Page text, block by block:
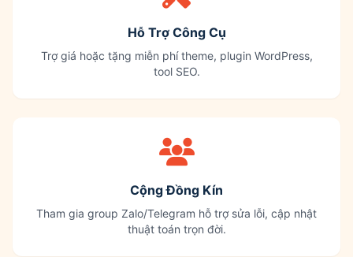
Hỗ Trợ Công Cụ
Trợ giá hoặc tặng miễn phí theme, plugin WordPress,
tool SEO.
Cộng Đồng Kín
Tham gia group Zalo/Telegram hỗ trợ sửa lỗi, cập nhật
thuật toán trọn đời.